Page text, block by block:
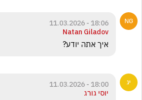
18:06 - 11.03.2026
Natan Giladov
איך אתה יודע?
18:00 - 11.03.2026
יוסי גורג